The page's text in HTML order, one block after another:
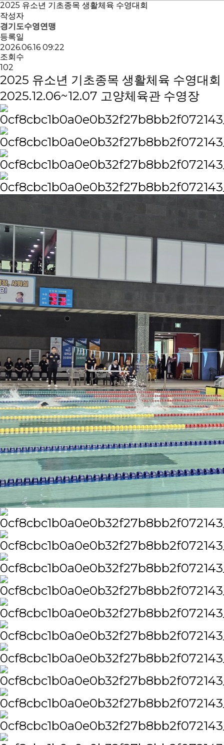
2025 유소년 기초종목 생활체육 수영대회
작성자
경기도수영연맹
등록일
2026.06.16 09:22
조회수
102
2025 유소년 기초종목 생활체육 수영대회
2025.12.06~12.07 고양체육관 수영장